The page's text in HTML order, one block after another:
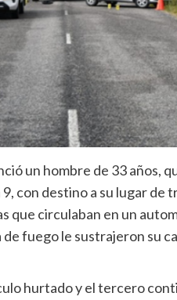
un hombre de 33 años,
con destino a su lugar de
que circulaban en un
fuego le sustrajeron su
hurtado y el tercero